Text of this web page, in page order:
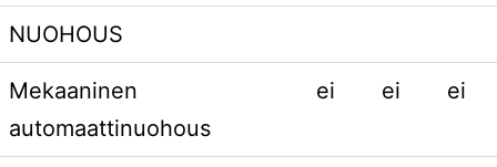
NUOHOUS
Mekaaninen
automaattinuohous
ei ei ei